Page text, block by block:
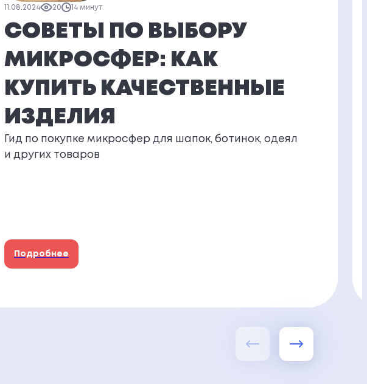
11.08.2024 20 14 минут
СОВЕТЫ ПО ВЫБОРУ
МИКРОСФЕР: КАК
КУПИТЬ КАЧЕСТВЕННЫЕ
ИЗДЕЛИЯ
Гид по покупке микросфер для шапок, ботинок, одеял
и других товаров
Подробнее